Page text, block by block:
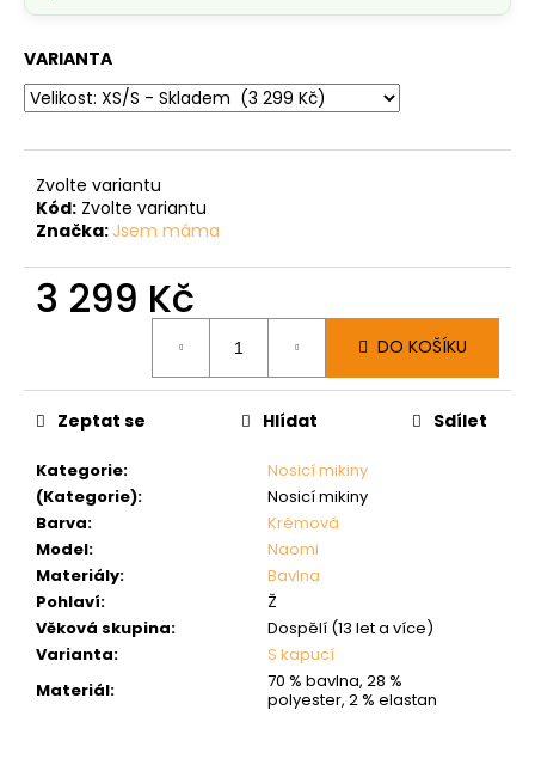
VARIANTA
Zvolte variantu
Kód: Zvolte variantu
Značka: Jsem máma
3 299 Kč
DO KOŠÍKU
Kategorie:
Nosicí mikiny
(Kategorie):
Nosicí mikiny
Barva:
Krémová
Model:
Naomi
Materiály:
Bavlna
Pohlaví:
Ž
Věková skupina:
Dospělí (13 let a více)
Varianta:
S kapucí
Materiál:
70 % bavlna, 28 %
polyester, 2 % elastan
Zeptat se Hlídat Sdílet